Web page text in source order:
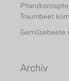
Traumbeet
Gemüsebeete
Archiv